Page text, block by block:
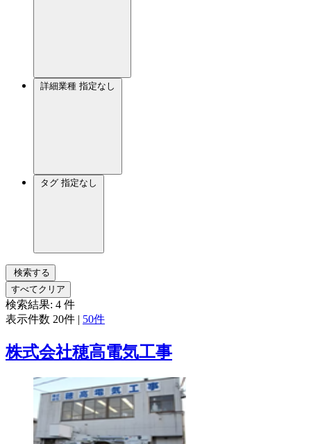
詳細業種 指定なし
タグ 指定なし
検索する
すべてクリア
検索結果: 4 件
表示件数 20件 | 50件
株式会社穂高電気工事